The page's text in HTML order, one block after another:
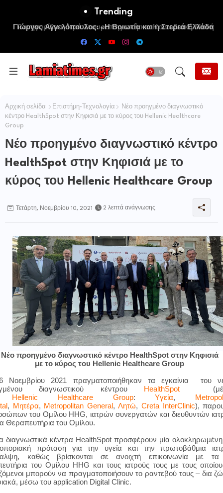
Trending
Πανηγυρίζει η Ιερά Σταυροπηγιακή και Κοινοβιακή Μονή
Μεταμορφώσεως του Σωτήρος Καμενων Βουρλων (Μονή
Αρχική σελίδα Επιστήμη-Τεχνολογία
Νέο προηγμένο διαγνωστικό
κέντρο HealthSpot στην Κηφισιά με το κύρος του Hellenic Healthcare
Group
Νέο προηγμένο διαγνωστικό κέντρο
HealthSpot στην Κηφισιά με το
κύρος του Hellenic Healthcare Group
Τετάρτη, Νοεμβρίου 10, 2021 2 λεπτά ανάγνωσης
Νέο προηγμένο διαγνωστικό κέντρο HealthSpotστην Κηφισιά
με το κύρος του Hellenic Healthcare Group
Νοεμβρίου 2021 πραγματοποιήθηκαν τα εγκαίνια
του
διαγνωστικού κέντρου HealthSpot (
Hellenic Healthcare Group:Yγεία,
, Μητέρα, Metropolitan General,Λητώ,Creta InterClinic),
του Ομίλου HHG, ιατρών συνεργατών και διευθυντών
Θεραπευτήρια του Ομίλου.
διαγνωστικά κέντρα HealthSpot προσφέρουν μία ολοκληρωμένη
πρόταση για την υγεία και την πρωτοβάθμια
, καθώς βρίσκονται σε ανοιχτή επικοινωνία με τα
του Ομίλου HHG και τους ιατρούς τους με τους
μπορούν να πραγματοποιήσουν το ραντεβού τους – δια
μέσω του application Digital Clinic.